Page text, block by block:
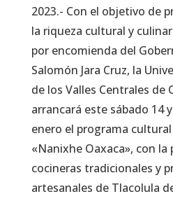
2023.- Con el objetivo de
la riqueza cultural y
por encomienda del
Salomón Jara Cruz, la
de los Valles Centrales de
arrancará este sábado 14
enero el programa
«Nanixhe Oaxaca», con
cocineras tradicionales y
artesanales de Tlacolula